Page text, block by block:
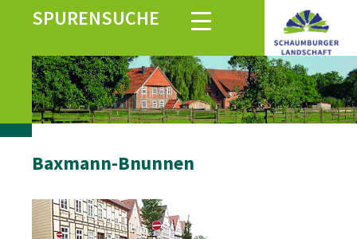
SPURENSUCHE
Baxmann-Bnunnen